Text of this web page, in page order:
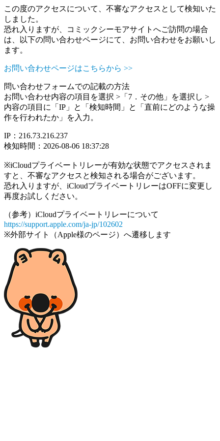
この度のアクセスについて、不審なアクセスとして検知いた
しました。
恐れ入りますが、コミックシーモアサイトへご訪問の場合
は、以下の問い合わせページにて、お問い合わせをお願いし
ます。
お問い合わせページはこちらから >>
問い合わせフォームでの記載の方法
お問い合わせ内容の項目を選択 >「7．その他」を選択し >
内容の項目に「IP」と「検知時間」と「直前にどのような操
作を行われたか」を入力。
IP：216.73.216.237
検知時間：2026-08-06 18:37:28
※iCloudプライベートリレーが有効な状態でアクセスされま
すと、不審なアクセスと検知される場合がございます。
恐れ入りますが、iCloudプライベートリレーはOFFに変更し
再度お試しください。
（参考）iCloudプライベートリレーについて
https://support.apple.com/ja-jp/102602
※外部サイト（Apple様のページ）へ遷移します